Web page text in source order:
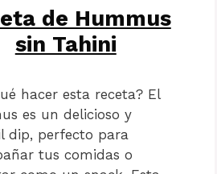
de Hummus
sin Tahini
hacer esta receta? El
es un delicioso y
dip, perfecto para
tus comidas o